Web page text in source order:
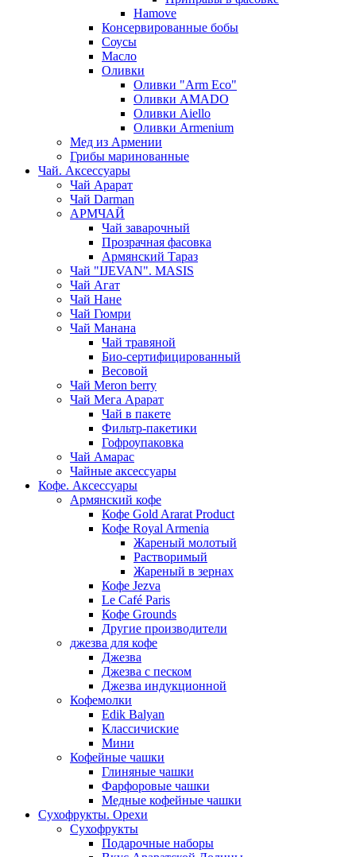
Hamove
Консервированные бобы
Соусы
Масло
Оливки
Оливки "Arm Eco"
Оливки AMADO
Оливки Aiello
Оливки Armenium
Мед из Армении
Грибы маринованные
Чай. Аксессуары
Чай Арарат
Чай Darman
АРМЧАЙ
Чай заварочный
Прозрачная фасовка
Армянский Тараз
Чай "IJEVAN". MASIS
Чай Агат
Чай Нане
Чай Гюмри
Чай Манана
Чай травяной
Био-сертифицированный
Весовой
Чай Meron berry
Чай Мега Арарат
Чай в пакете
Фильтр-пакетики
Гофроупаковка
Чай Амарас
Чайные аксессуары
Кофе. Аксессуары
Армянский кофе
Кофе Gold Ararat Product
Кофе Royal Armenia
Жареный молотый
Растворимый
Жареный в зернах
Кофе Jezva
Le Café Paris
Кофе Grounds
Другие производители
джезва для кофе
Джезва
Джезва с песком
Джезва индукционной
Кофемолки
Edik Balyan
Классичиские
Мини
Кофейные чашки
Глиняные чашки
Фарфоровые чашки
Медные кофейные чашки
Сухофрукты. Орехи
Сухофрукты
Подарочные наборы